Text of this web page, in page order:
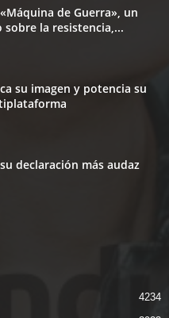
de Guerra», un
la resistencia,...
su imagen y potencia su
declaración más audaz
4234